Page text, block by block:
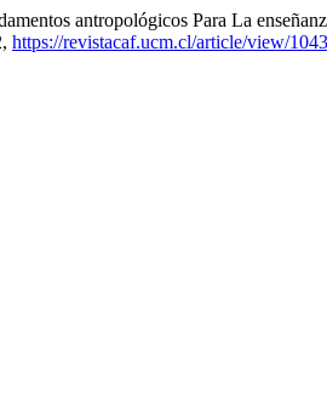
antropológicos Para La
https://revistacaf.ucm.cl/article/view/1043